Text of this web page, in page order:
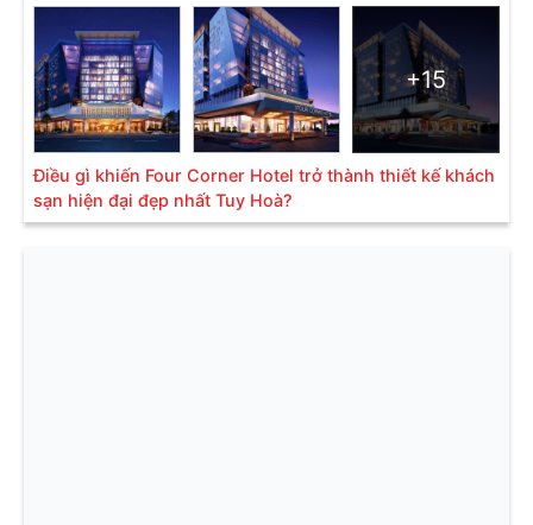
+15
Điều gì khiến Four Corner Hotel trở thành thiết kế khách
sạn hiện đại đẹp nhất Tuy Hoà?